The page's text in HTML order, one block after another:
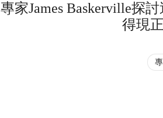
專家James Baskerville探
得現